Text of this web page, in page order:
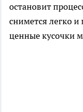
остановит
снимется легко и
ценные кусочки